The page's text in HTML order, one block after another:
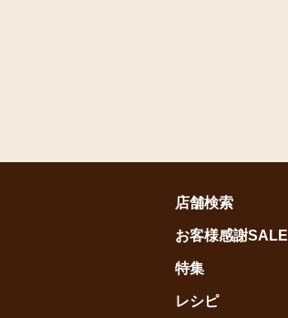
店舗検索
お客様感謝SALE
特集
レシピ